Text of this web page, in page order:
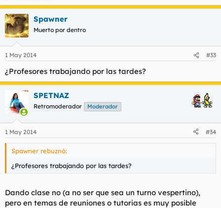
Spawner
Muerto por dentro
1 May 2014 #33
¿Profesores trabajando por las tardes?
SPETNAZ
Retromoderador Moderador
1 May 2014 #34
Spawner rebuznó:
¿Profesores trabajando por las tardes?
Dando clase no (a no ser que sea un turno vespertino),
pero en temas de reuniones o tutorias es muy posible